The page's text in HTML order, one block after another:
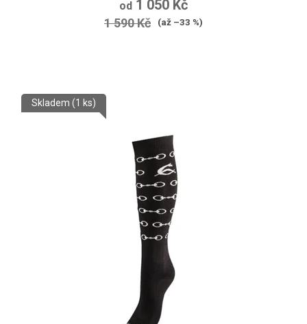
produktu
od 1 050 Kč
1 590 Kč (až –33 %)
Skladem (1 ks)